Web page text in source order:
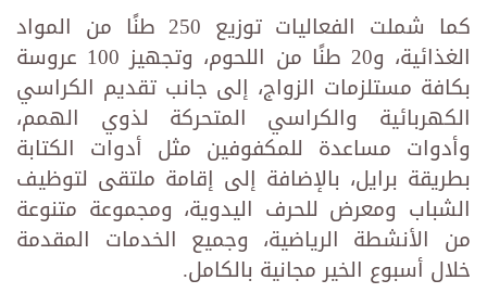
كما شملت الفعاليات توزيع 250 طنًا من المواد
الغذائية، و20 طنًا من اللحوم، وتجهيز 100 عروسة
بكافة مستلزمات الزواج، إلى جانب تقديم الكراسي
الكهربائية والكراسي المتحركة لذوي الهمم،
وأدوات مساعدة للمكفوفين مثل أدوات الكتابة
بطريقة برايل، بالإضافة إلى إقامة ملتقى لتوظيف
الشباب ومعرض للحرف اليدوية، ومجموعة متنوعة
من الأنشطة الرياضية، وجميع الخدمات المقدمة
خلال أسبوع الخير مجانية بالكامل.